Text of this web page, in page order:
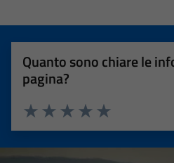
Quanto sono chiare le
pagina?
Valuta 5 stelle
Valuta 4 stelle su 5
Valuta 3 stelle su 5
Valuta 2 stelle su 5
Valuta 1 stelle su 5